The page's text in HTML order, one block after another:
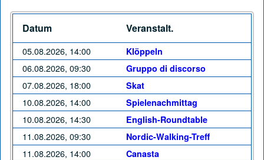
Datum Veranstalt.
05.08.2026, 14:00 Klöppeln
06.08.2026, 09:30 Gruppo di discorso
07.08.2026, 18:00 Skat
10.08.2026, 14:00 Spielenachmittag
10.08.2026, 14:30 English-Roundtable
11.08.2026, 09:30 Nordic-Walking-Treff
11.08.2026, 14:00 Canasta